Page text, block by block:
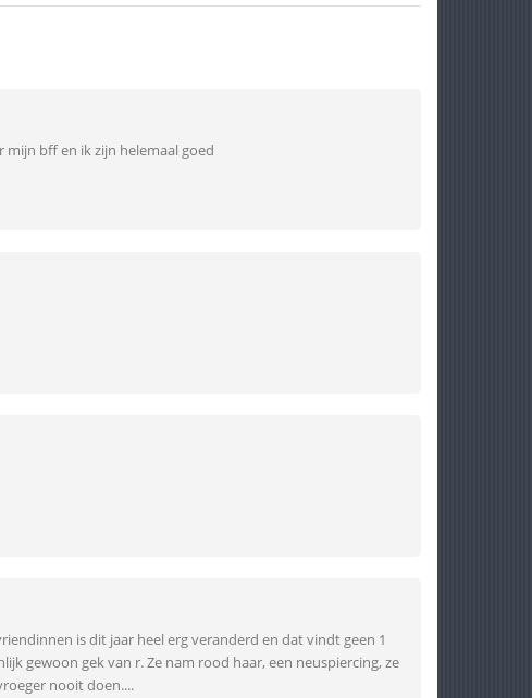
mijn bff en ik zijn helemaal goed
is dit jaar heel erg veranderd en dat vindt geen 1
gewoon gek van r. Ze nam rood haar, een neuspiercing, ze
nooit doen....